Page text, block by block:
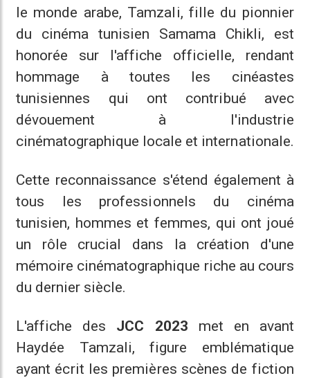
le monde arabe, Tamzali, fille du pionnier
du cinéma tunisien Samama Chikli, est
honorée sur l'affiche officielle, rendant
hommage à toutes les cinéastes
tunisiennes qui ont contribué avec
dévouement à l'industrie
cinématographique locale et internationale.
Cette reconnaissance s'étend également à
tous les professionnels du cinéma
tunisien, hommes et femmes, qui ont joué
un rôle crucial dans la création d'une
mémoire cinématographique riche au cours
du dernier siècle.
L'affiche des JCC 2023 met en avant
Haydée Tamzali, figure emblématique
ayant écrit les premières scènes de fiction